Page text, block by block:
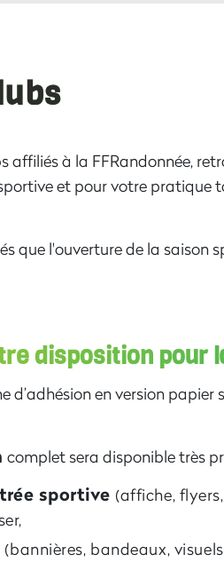
affiliés à la FFRandonnée,
et pour votre pratique
que l'ouverture de la saison
disposition pour
en version papier
complet sera disponible très
sportive (affiche,
(bannières, bandeaux,